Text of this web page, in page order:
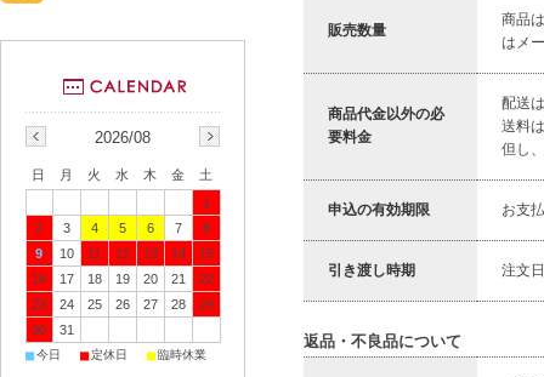
販売数量
商品
はメ
商品代金以外の必
要料金
配送
送料
但し
申込の有効期限 お支
引き渡し時期 注文
返品・不良品について
2026/08
日 月 火 水 木 金
土
1
2
3 4 5 6 7
8
9
10 11 12 13 14
15
16
17 18 19 20 21
22
23
24 25 26 27 28
29
30
31
■今日 ■定休日 ■臨時休業